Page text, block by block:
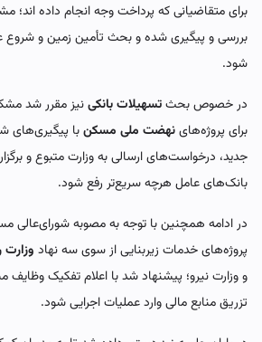
برای متقاضیانی که پرداخت وجه انجام داده اند؛
بررسی و پیگیری شده و بحث تأمین زمین و
شود.
در خصوص بحثتسهیلات بانکینیز مقرر شد
برای پروژه‌هاینهضت ملی مسکنبا پیگیری‌های
جدید، درخواست‌های ارسالی به وزارت متبوع و
بانک‌های عامل هرچه سریع‌تر رفع شود.
در ادامه همچنین با توجه به مصوبه
پروژه‌های خدمات زیربنایی از سوی سه نهاد
و وزارت نیرو؛ پیشنهاد شد با اعلام تفکیک
تزریق منابع مالی وارد عملیات اجرایی شود.